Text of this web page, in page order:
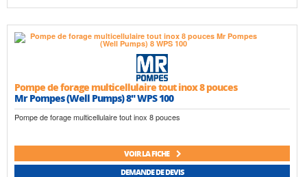
Pompe de forage multicellulaire tout inox 8 pouces
Mr Pompes (Well Pumps) 8" WPS 100
Pompe de forage multicellulaire tout inox 8 pouces
VOIR LA FICHE
DEMANDE DE DEVIS